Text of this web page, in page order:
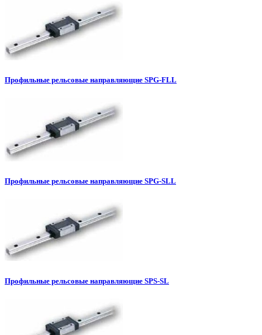
Профильные рельсовые направляющие SPG-FLL
Профильные рельсовые направляющие SPG-SLL
Профильные рельсовые направляющие SPS-SL